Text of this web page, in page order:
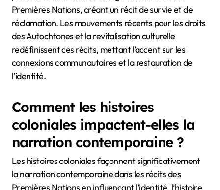
significativement influencé les récits des Premières
Nations. L’arrivée des colons européens a perturbé
les modes de vie traditionnels, entraînant une perte
de terres et d’autonomie. Les traités ont souvent
entraîné des promesses non tenues, façonnant les
identités communautaires autour de la résilience et
pensionnats ont encore marginalisé les voix des
Premières Nations, créant un récit de survie et de
réclamation. Les mouvements récents pour les droits
des Autochtones et la revitalisation culturelle
redéfinissent ces récits, mettant l’accent sur les
connexions communautaires et la restauration de
l’identité.